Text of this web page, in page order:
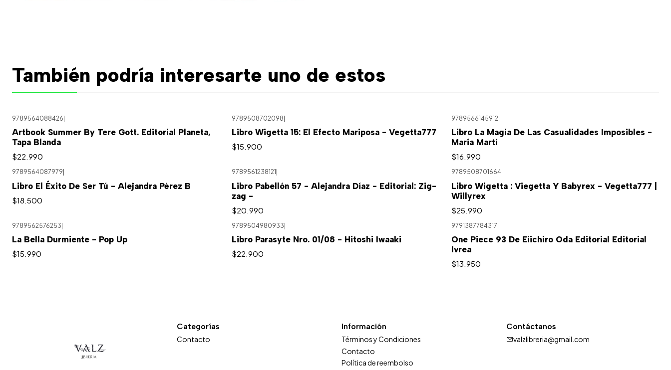
También podría interesarte uno de estos
9789564088426
Artbook Summer By Tere Gott. Editorial Planeta,
Tapa Blanda
$22.990
9789508702098
Libro Wigetta 15: El Efecto Mariposa - Vegetta777
$15.900
9789566145912|
Libro La Magia De Las Casualidades Imposibles -
María Martí
$16.990
9789564087979
Libro El Éxito De Ser Tú - Alejandra Pérez B
$18.500
9789561238121
Libro Pabellón 57 - Alejandra Díaz - Editorial: Zig-
zag -
$20.990
9789508701664
Libro Wigetta : Viegetta Y Babyrex - Vegetta777 |
Willyrex
$25.990
9789562576253
La Bella Durmiente - Pop Up
$15.990
9789504980933
Libro Parasyte Nro. 01/08 - Hitoshi Iwaaki
$22.900
9791387784317
One Piece 93 De Eiichiro Oda Editorial Editorial
Ivrea
$13.950
Categorías
Contacto
Información
Términos y Condiciones
Contacto
Política de reembolso
Contáctanos
valzlibreria@gmail.com